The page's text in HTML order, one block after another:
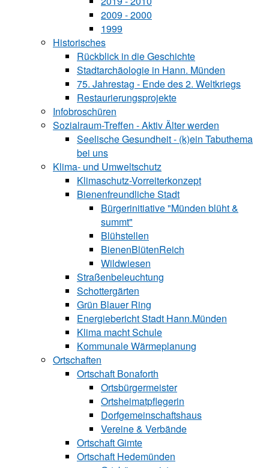
2009 - 2000
1999
Historisches
Rückblick in die Geschichte
Stadtarchäologie in Hann. Münden
75. Jahrestag - Ende des 2. Weltkriegs
Restaurierungsprojekte
Infobroschüren
Sozialraum-Treffen - Aktiv Älter werden
Seelische Gesundheit - (k)ein Tabuthema
bei uns
Klima- und Umweltschutz
Klimaschutz-Vorreiterkonzept
Bienenfreundliche Stadt
Bürgerinitiative "Münden blüht &
summt"
Blühstellen
BienenBlütenReich
Wildwiesen
Straßenbeleuchtung
Schottergärten
Grün Blauer Ring
Energiebericht Stadt Hann.Münden
Klima macht Schule
Kommunale Wärmeplanung
Ortschaften
Ortschaft Bonaforth
Ortsbürgermeister
Ortsheimatpflegerin
Dorfgemeinschaftshaus
Vereine & Verbände
Ortschaft Gimte
Ortschaft Hedemünden